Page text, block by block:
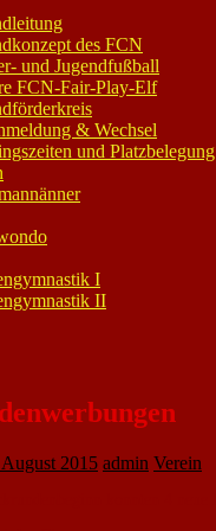
des FCN
und Jugendfußball
FCN-Fair-Play-Elf
& Wechsel
und Platzbelegung
I
II
2015 admin Verein